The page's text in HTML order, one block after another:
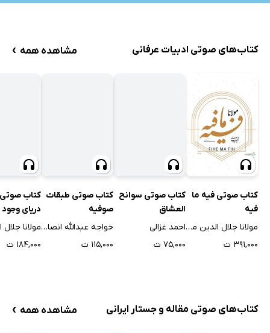
کتاب‌های صوتی ادبیات عرفانی مشاهده همه ›
کتاب صوتی فیه ما
فیه
مولانا جلال الدین محمد بلخی
۳۹۱,۰۰۰ ت
کتاب صوتی سوانح
العشاق
احمد غزالی
۷۵,۰۰۰ ت
کتاب صوتی طبقات
صوفیه
خواجه عبدالله انصاری
۱۱۵,۰۰۰ ت
کتاب
دریای وجود
۱۸۴,۰۰۰ ت
کتاب‌های صوتی مقاله و جستار ایرانی مشاهده همه ›